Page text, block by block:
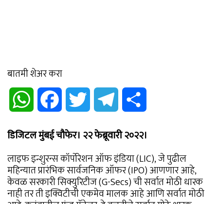
बातमी शेअर करा
WhatsApp Facebook Twitter Telegram
डिजिटल मुंबई चौफेर। २२ फेब्रूवारी २०२२।
लाइफ इन्शुरन्स कॉर्पोरेशन ऑफ इंडिया (LIC), जे पुढील
महिन्यात प्रारंभिक सार्वजनिक ऑफर (IPO) आणणार आहे,
केवळ सरकारी सिक्युरिटीज (G-Secs) ची सर्वात मोठी धारक
नाही तर ती इक्विटीची एकमेव मालक आहे आणि सर्वात मोठी